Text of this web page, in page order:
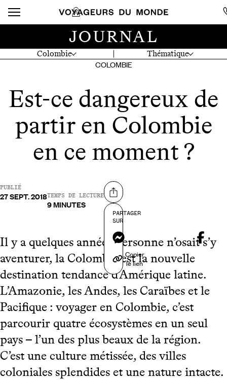
Colombie Thématique
JOURNAL
COLOMBIE
Est-ce dangereux de
partir en Colombie
en ce moment ?
PUBLIÉ
27 SEPT. 2018TEMPS DE LECTURE
9 MINUTES
Partager sur
PARTAGER
SUR
Messenger
Copier
le lien
Il y a quelques années personne n’osait s’y
aventurer, la Colombie est la nouvelle
destination tendance d’Amérique latine.
L’Amazonie, les Andes, les Caraïbes et le
Pacifique : voyager en Colombie, c’est
parcourir quatre écosystèmes en un seul
pays – l’un des plus beaux de la région.
C’est une culture métissée, des villes
coloniales splendides et une nature intacte.